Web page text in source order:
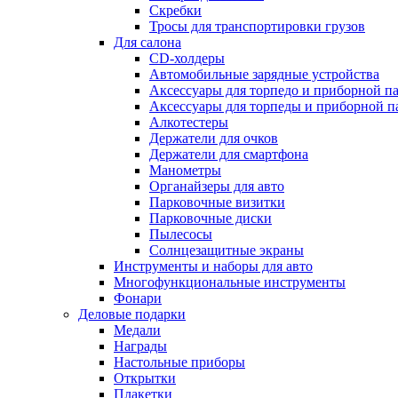
Скребки
Тросы для транспортировки грузов
Для салона
CD-холдеры
Автомобильные зарядные устройства
Аксессуары для торпедо и приборной
Аксессуары для торпеды и приборной
Алкотестеры
Держатели для очков
Держатели для смартфона
Манометры
Органайзеры для авто
Парковочные визитки
Парковочные диски
Пылесосы
Солнцезащитные экраны
Инструменты и наборы для авто
Многофункциональные инструменты
Фонари
Деловые подарки
Медали
Награды
Настольные приборы
Открытки
Плакетки